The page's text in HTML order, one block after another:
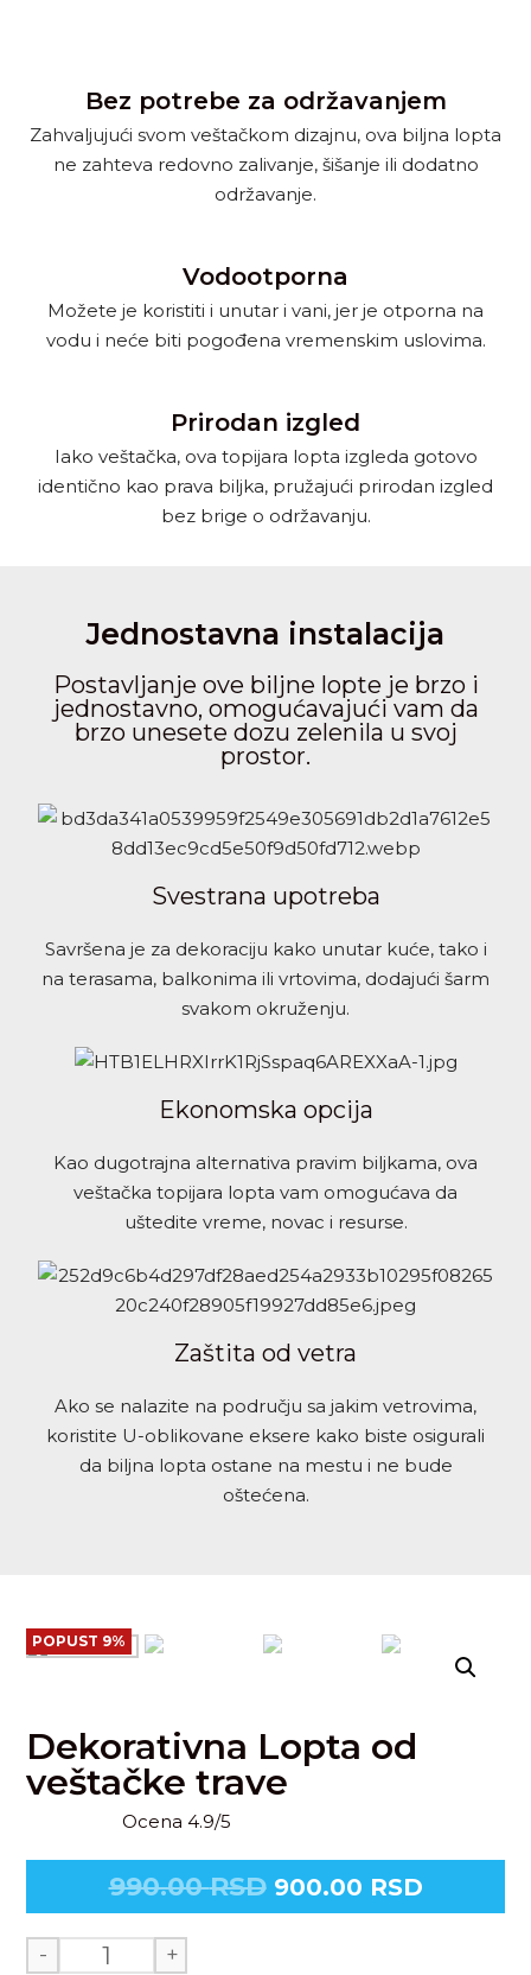
Bez potrebe za održavanjem
Zahvaljujući svom veštačkom dizajnu, ova biljna lopta
ne zahteva redovno zalivanje, šišanje ili dodatno
održavanje.
Vodootporna
Možete je koristiti i unutar i vani, jer je otporna na
vodu i neće biti pogođena vremenskim uslovima.
Prirodan izgled
Iako veštačka, ova topijara lopta izgleda gotovo
identično kao prava biljka, pružajući prirodan izgled
bez brige o održavanju.
Jednostavna instalacija
Postavljanje ove biljne lopte je brzo i
jednostavno, omogućavajući vam da
brzo unesete dozu zelenila u svoj
prostor.
Svestrana upotreba
Savršena je za dekoraciju kako unutar kuće, tako i
na terasama, balkonima ili vrtovima, dodajući šarm
svakom okruženju.
Ekonomska opcija
Kao dugotrajna alternativa pravim biljkama, ova
veštačka topijara lopta vam omogućava da
uštedite vreme, novac i resurse.
Zaštita od vetra
Ako se nalazite na području sa jakim vetrovima,
koristite U-oblikovane eksere kako biste osigurali
da biljna lopta ostane na mestu i ne bude
oštećena.
POPUST 9%
Dekorativna Lopta od
veštačke trave
Ocena 4.9/5
990.00RSD 900.00 RSD
- +